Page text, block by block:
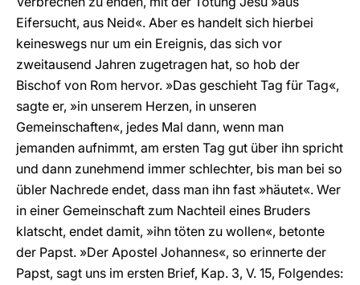
Eifersucht, aus Neid«. Aber es handelt sich hierbei
keineswegs nur um ein Ereignis, das sich vor
zweitausend Jahren zugetragen hat, so hob der
Bischof von Rom hervor. »Das geschieht Tag für Tag«,
sagte er, »in unserem Herzen, in unseren
Gemeinschaften«, jedes Mal dann, wenn man
jemanden aufnimmt, am ersten Tag gut über ihn spricht
und dann zunehmend immer schlechter, bis man bei so
übler Nachrede endet, dass man ihn fast »häutet«. Wer
in einer Gemeinschaft zum Nachteil eines Bruders
klatscht, endet damit, »ihn töten zu wollen«, betonte
der Papst. »Der Apostel Johannes«, so erinnerte der
Papst, sagt uns im ersten Brief, Kap. 3, V. 15, Folgendes: